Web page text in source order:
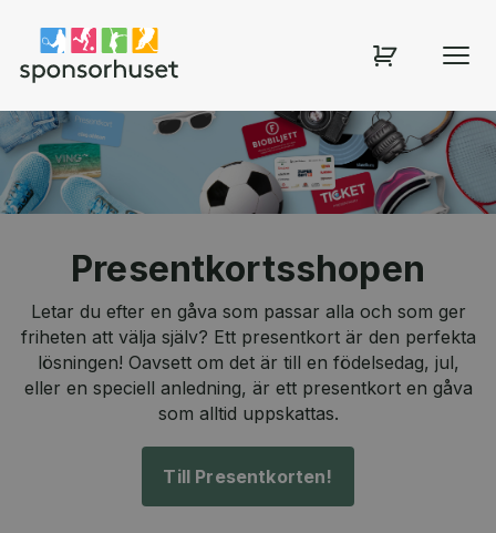
Sponsorhuset shop
Presentkortsshopen
Letar du efter en gåva som passar alla och som ger
friheten att välja själv? Ett presentkort är den perfekta
lösningen! Oavsett om det är till en födelsedag, jul,
eller en speciell anledning, är ett presentkort en gåva
som alltid uppskattas.
Till Presentkorten!